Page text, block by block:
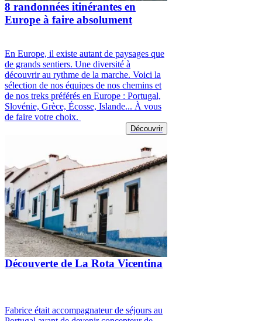
8 randonnées itinérantes en
Europe à faire absolument
En Europe, il existe autant de paysages que
de grands sentiers. Une diversité à
découvrir au rythme de la marche. Voici la
sélection de nos équipes de nos chemins et
de nos treks préférés en Europe : Portugal,
Slovénie, Grèce, Écosse, Islande... À vous
de faire votre choix.
Découvrir
Découverte de La Rota Vicentina
Fabrice était accompagnateur de séjours au